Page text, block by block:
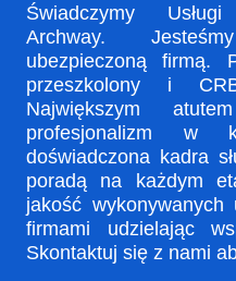
Świadczymy
Archway.
ubezpieczoną firmą.
przeszkolony i
Największym
profesjonalizm w
doświadczona kadra
poradą na każdym
jakość wykonywanych
firmami udzielając
Skontaktuj się z nami